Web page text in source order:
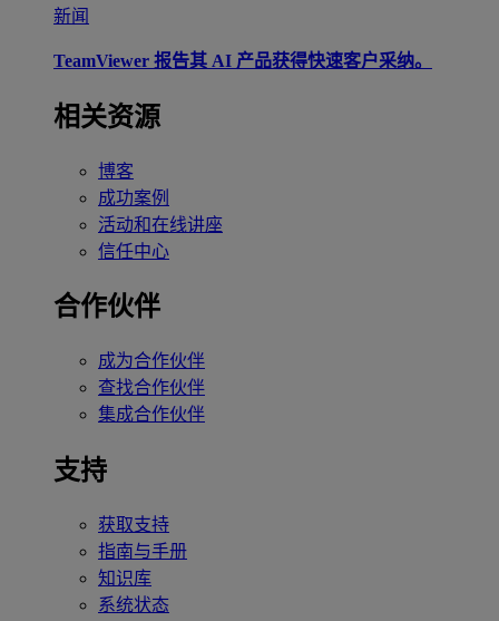
新闻
TeamViewer 报告其 AI 产品获得快速客户采纳。
相关资源
博客
成功案例
活动和在线讲座
信任中心
合作伙伴
成为合作伙伴
查找合作伙伴
集成合作伙伴
支持
获取支持
指南与手册
知识库
系统状态